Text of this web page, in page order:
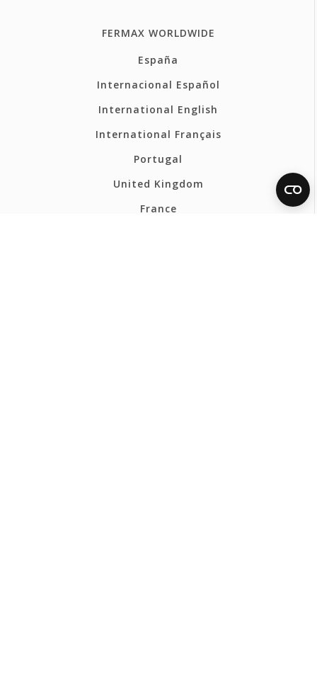
FERMAX WORLDWIDE
España
Internacional Español
International English
International Français
Portugal
United Kingdom
France